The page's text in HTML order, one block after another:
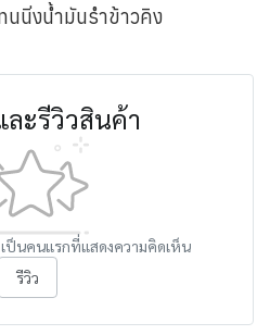
นนิ่งน้ำมันรำข้าวคิง
ะรีวิวสินค้า
ป็นคนแรกที่แสดงความคิดเห็น
รีวิว